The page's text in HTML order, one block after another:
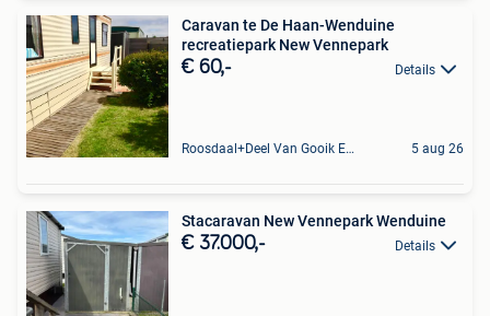
Caravan te De Haan-Wenduine
recreatiepark New Vennepark
€ 60,- Details
Roosdaal+Deel Van Gooik En Sint-Kwintens-Lennik 5 aug 26
Stacaravan New Vennepark Wenduine
€ 37.000,- Details